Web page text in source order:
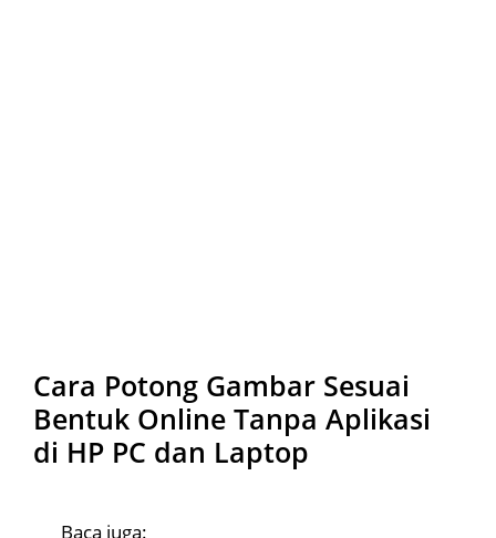
Cara Potong Gambar Sesuai
Bentuk Online Tanpa Aplikasi
di HP PC dan Laptop
Baca juga: